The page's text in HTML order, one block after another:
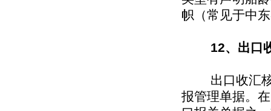
帜（常见于中
12、出口
出口收汇核
报管理单据。